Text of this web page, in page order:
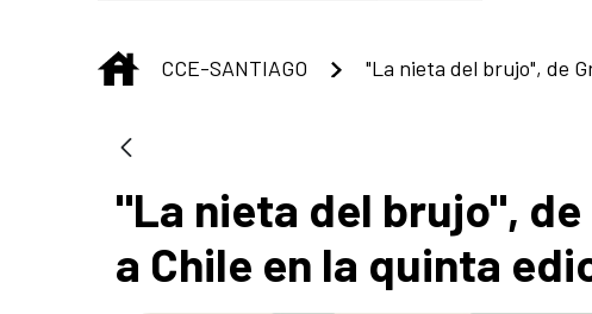
INICIO
CCE-SANTIAGO
"La nieta del brujo",
a Chile en la quinta